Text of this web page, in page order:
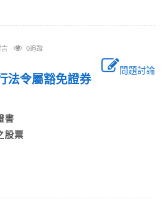
言 0追蹤
問題討論
法令屬豁免證券
書
股票